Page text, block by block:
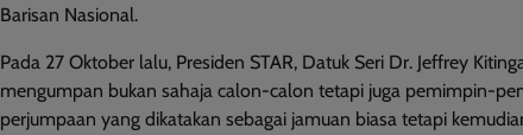
Barisan Nasional.
Pada 27 Oktober lalu, Presiden STAR, Datuk Seri Dr. Jeffrey
mengumpan bukan sahaja calon-calon tetapi juga pemimpin-
perjumpaan yang dikatakan sebagai jamuan biasa tetapi